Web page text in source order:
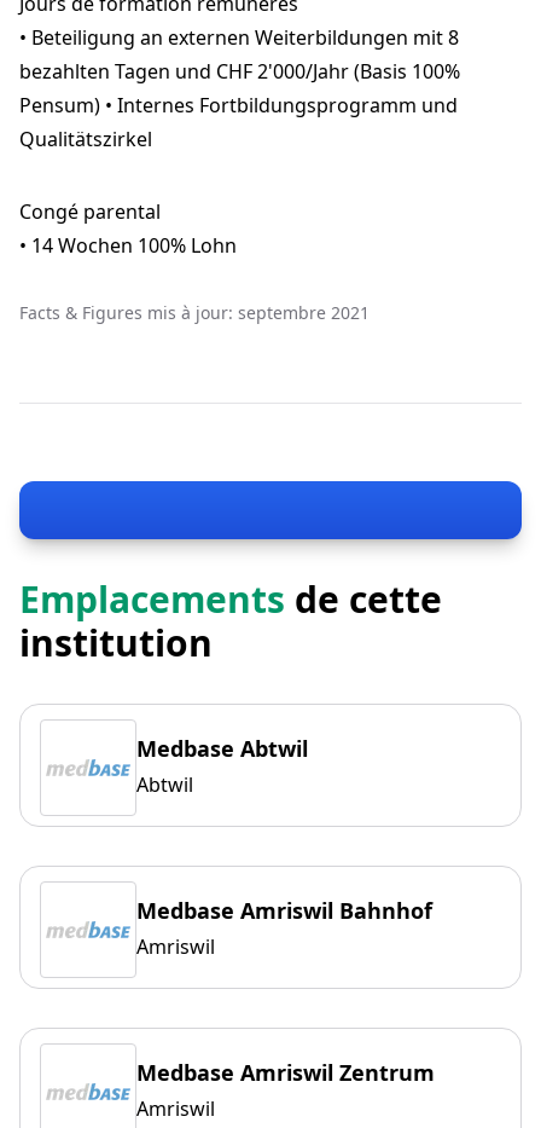
• Beteiligung an externen Weiterbildungen mit 8
bezahlten Tagen und CHF 2'000/Jahr (Basis 100%
Pensum) • Internes Fortbildungsprogramm und
Qualitätszirkel
Congé parental
• 14 Wochen 100% Lohn
Facts & Figures mis à jour: septembre 2021
Emplacements de cette
institution
Medbase Abtwil
Abtwil
Medbase Amriswil Bahnhof
Amriswil
Medbase Amriswil Zentrum
Amriswil